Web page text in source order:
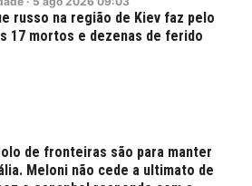
russo na região de Kiev faz pelo
17 mortos e dezenas de ferido
de fronteiras são para manter
Meloni não cede a ultimato de